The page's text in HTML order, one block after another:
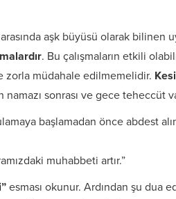
aşk büyüsü olarak bilinen
. Bu çalışmaların etkili
zorla müdahale edilmemelidir.
sonrası ve gece teheccüt
başlamadan önce abdest
muhabbeti artır.”
esması okunur. Ardından şu dua